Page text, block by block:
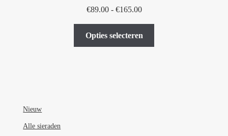
€89.00 - €165.00Prijsklasse:
tot
€165.00
Opties selecteren
Nieuw
Alle sieraden